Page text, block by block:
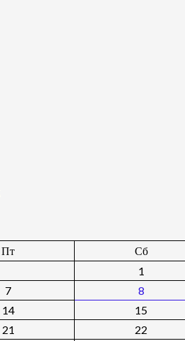
Пт Сб
1
7 8
14 15
21 22